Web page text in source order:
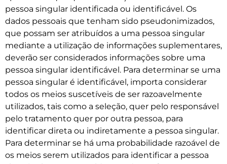
pessoa singular identificada ou identificável. Os
dados pessoais que tenham sido pseudonimizados,
que possam ser atribuídos a uma pessoa singular
mediante a utilização de informações suplementares,
deverão ser considerados informações sobre uma
pessoa singular identificável. Para determinar se uma
pessoa singular é identificável, importa considerar
todos os meios suscetíveis de ser razoavelmente
utilizados, tais como a seleção, quer pelo responsável
pelo tratamento quer por outra pessoa, para
identificar direta ou indiretamente a pessoa singular.
Para determinar se há uma probabilidade razoável de
os meios serem utilizados para identificar a pessoa